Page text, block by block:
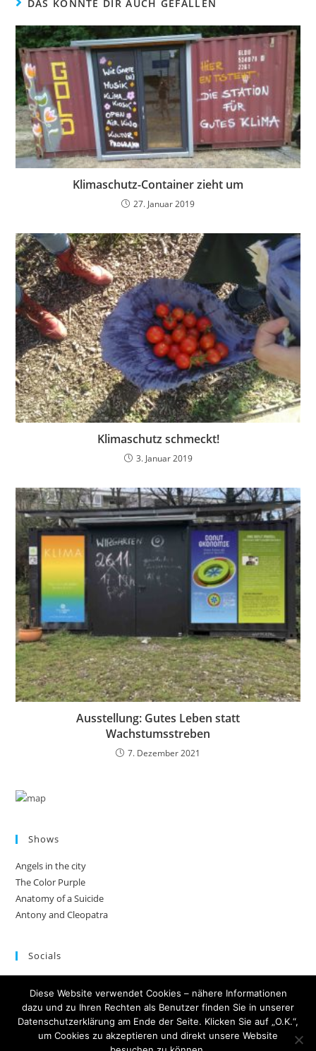
DAS KÖNNTE DIR AUCH GEFALLEN
Klimaschutz-Container zieht um
27. Januar 2019
Klimaschutz schmeckt!
3. Januar 2019
Ausstellung: Gutes Leben statt
Wachstumsstreben
7. Dezember 2021
Shows
Angels in the city
The Color Purple
Anatomy of a Suicide
Antony and Cleopatra
Socials
Twitter
YouTube
Instagram
Diese Website verwendet Cookies – nähere Informationen
dazu und zu Ihren Rechten als Benutzer finden Sie in unserer
Datenschutzerklärung am Ende der Seite. Klicken Sie auf „O.K.“,
um Cookies zu akzeptieren und direkt unsere Website